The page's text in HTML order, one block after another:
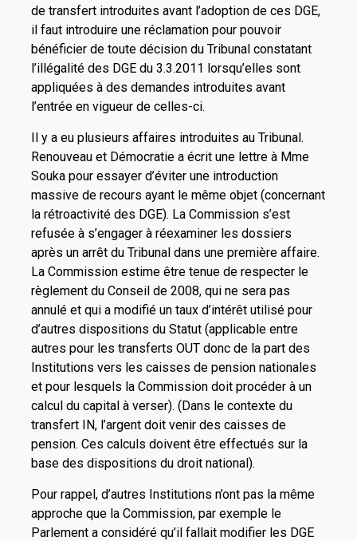
de transfert introduites avant l’adoption de ces DGE,
il faut introduire une réclamation pour pouvoir
bénéficier de toute décision du Tribunal constatant
l’illégalité des DGE du 3.3.2011 lorsqu’elles sont
appliquées à des demandes introduites avant
l’entrée en vigueur de celles-ci.
Il y a eu plusieurs affaires introduites au Tribunal.
Renouveau et Démocratie a écrit une lettre à Mme
Souka pour essayer d’éviter une introduction
massive de recours ayant le même objet (concernant
la rétroactivité des DGE). La Commission s’est
refusée à s’engager à réexaminer les dossiers
après un arrêt du Tribunal dans une première affaire.
La Commission estime être tenue de respecter le
règlement du Conseil de 2008, qui ne sera pas
annulé et qui a modifié un taux d’intérêt utilisé pour
d’autres dispositions du Statut (applicable entre
autres pour les transferts OUT donc de la part des
Institutions vers les caisses de pension nationales
et pour lesquels la Commission doit procéder à un
calcul du capital à verser). (Dans le contexte du
transfert IN, l’argent doit venir des caisses de
pension. Ces calculs doivent être effectués sur la
base des dispositions du droit national).
Pour rappel, d’autres Institutions n’ont pas la même
approche que la Commission, par exemple le
Parlement a considéré qu’il fallait modifier les DGE